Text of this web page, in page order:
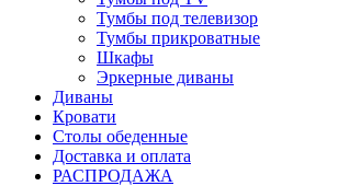
Тумбы под телевизор
Тумбы прикроватные
Шкафы
Эркерные диваны
Диваны
Кровати
Столы обеденные
Доставка и оплата
РАСПРОДАЖА